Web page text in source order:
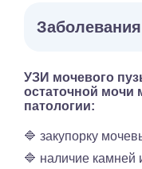
Заболевания
УЗИ мочевого
остаточной
патологии:
🔷 закупорку
🔷 наличие камней